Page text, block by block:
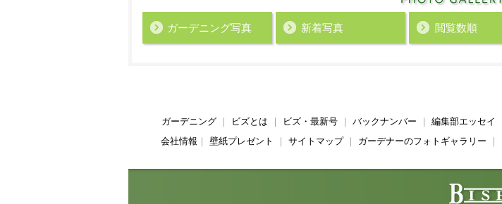
ガーデニング写真 新着写真 閲覧数順
ガーデニング｜ ビズとは ビズ・最新号｜ バックナンバー 編集部エッセイ
会社情報
壁紙プレゼント サイトマップ｜ ガーデナーのフォトギャラリー